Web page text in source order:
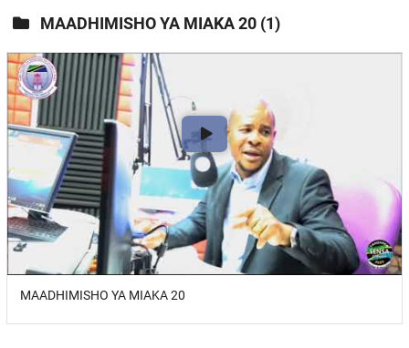
MAADHIMISHO YA MIAKA 20 (1)
MAADHIMISHO YA MIAKA 20